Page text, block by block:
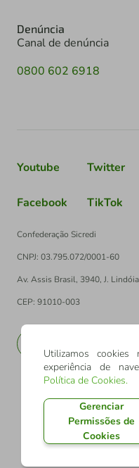
Denúncia
Canal de denúncia
0800 602 6918
Youtube Twitter
Facebook TikTok
Confederação Sicredi
CNPJ: 03.795.072/0001-60
Av. Assis Brasil, 3940, J.
CEP: 91010-003
Utilizamos
experiência de
Política de Cookies.
Gerenciar
Permissões de
Cookies